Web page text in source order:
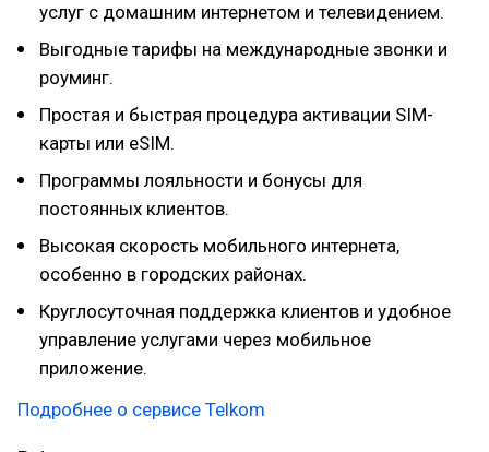
услуг с домашним интернетом и телевидением.
Выгодные тарифы на международные звонки и
роуминг.
Простая и быстрая процедура активации SIM-
карты или eSIM.
Программы лояльности и бонусы для
постоянных клиентов.
Высокая скорость мобильного интернета,
особенно в городских районах.
Круглосуточная поддержка клиентов и удобное
управление услугами через мобильное
приложение.
Подробнее о сервисе Telkom